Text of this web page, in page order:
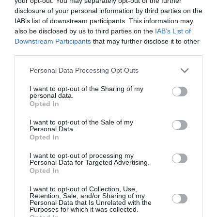
disclosure of your personal information by third parties on the
IAB’s list of downstream participants. This information may
also be disclosed by us to third parties on the IAB’s List of
Downstream Participants that may further disclose it to other
Personal Data Processing Opt Outs
I want to opt-out of the Sharing of my
personal data.
Opted In
I want to opt-out of the Sale of my
Personal Data.
Opted In
I want to opt-out of processing my
Personal Data for Targeted Advertising.
Opted In
I want to opt-out of Collection, Use,
Retention, Sale, and/or Sharing of my
Personal Data that Is Unrelated with the
Purposes for which it was collected.
Πειραιώς 260
ΘΕΑΤΡΟ - ΧΟΡΟΣ / ΝΕΑ
Make any sound
Make any sound
move Make any
της Ίρις Καραγιάν
στο Θέατρο
ΘΕΑΤΡΟ - ΧΟΡΟΣ / ΝΕΑ
dance: Η Ίρις
Καραγιάν με την
Φεστιβάλ
Αθηνών
Επιδαύρου